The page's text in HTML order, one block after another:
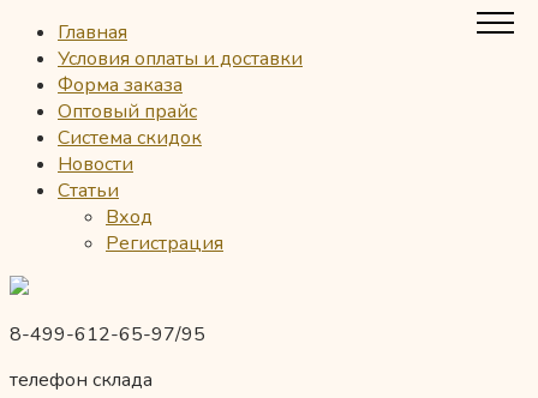
Главная
Условия оплаты и доставки
Форма заказа
Оптовый прайс
Система скидок
Новости
Статьи
Вход
Регистрация
8-499-612-65-97/95
телефон склада